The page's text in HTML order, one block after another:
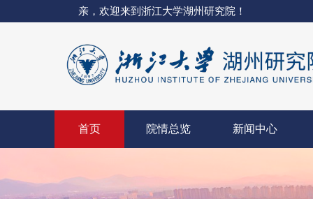
亲，欢迎来到浙江大学湖州研究院！
首页 院情总览 新闻中心